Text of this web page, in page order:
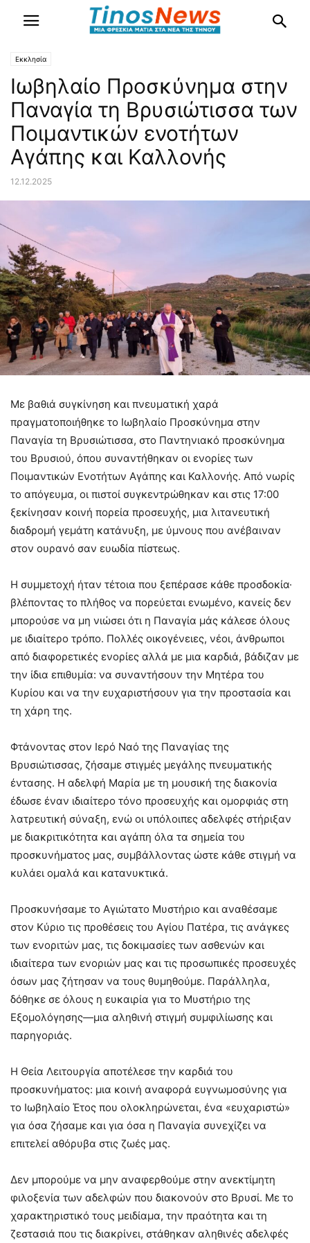
Εκκλησία
Ιωβηλαίο Προσκύνημα στην
Παναγία τη Βρυσιώτισσα των
Ποιμαντικών ενοτήτων
Αγάπης και Καλλονής
12.12.2025
Με βαθιά συγκίνηση και πνευματική χαρά
πραγματοποιήθηκε το Ιωβηλαίο Προσκύνημα στην
Παναγία τη Βρυσιώτισσα, στο Παντηνιακό προσκύνημα
του Βρυσιού, όπου συναντήθηκαν οι ενορίες των
Ποιμαντικών Ενοτήτων Αγάπης και Καλλονής. Από νωρίς
το απόγευμα, οι πιστοί συγκεντρώθηκαν και στις 17:00
ξεκίνησαν κοινή πορεία προσευχής, μια λιτανευτική
διαδρομή γεμάτη κατάνυξη, με ύμνους που ανέβαιναν
στον ουρανό σαν ευωδία πίστεως.
Η συμμετοχή ήταν τέτοια που ξεπέρασε κάθε προσδοκία·
βλέποντας το πλήθος να πορεύεται ενωμένο, κανείς δεν
μπορούσε να μη νιώσει ότι η Παναγία μάς κάλεσε όλους
με ιδιαίτερο τρόπο. Πολλές οικογένειες, νέοι, άνθρωποι
από διαφορετικές ενορίες αλλά με μια καρδιά, βάδιζαν με
την ίδια επιθυμία: να συναντήσουν την Μητέρα του
Κυρίου και να την ευχαριστήσουν για την προστασία και
τη χάρη της.
Φτάνοντας στον Ιερό Ναό της Παναγίας της
Βρυσιώτισσας, ζήσαμε στιγμές μεγάλης πνευματικής
έντασης. Η αδελφή Μαρία με τη μουσική της διακονία
έδωσε έναν ιδιαίτερο τόνο προσευχής και ομορφιάς στη
λατρευτική σύναξη, ενώ οι υπόλοιπες αδελφές στήριξαν
με διακριτικότητα και αγάπη όλα τα σημεία του
προσκυνήματος μας, συμβάλλοντας ώστε κάθε στιγμή να
κυλάει ομαλά και κατανυκτικά.
Προσκυνήσαμε το Αγιώτατο Μυστήριο και αναθέσαμε
στον Κύριο τις προθέσεις του Αγίου Πατέρα, τις ανάγκες
των ενοριτών μας, τις δοκιμασίες των ασθενών και
ιδιαίτερα των ενοριών μας και τις προσωπικές προσευχές
όσων μας ζήτησαν να τους θυμηθούμε. Παράλληλα,
δόθηκε σε όλους η ευκαιρία για το Μυστήριο της
Εξομολόγησης—μια αληθινή στιγμή συμφιλίωσης και
παρηγοριάς.
Η Θεία Λειτουργία αποτέλεσε την καρδιά του
προσκυνήματος: μια κοινή αναφορά ευγνωμοσύνης για
το Ιωβηλαίο Έτος που ολοκληρώνεται, ένα «ευχαριστώ»
για όσα ζήσαμε και για όσα η Παναγία συνεχίζει να
επιτελεί αθόρυβα στις ζωές μας.
Δεν μπορούμε να μην αναφερθούμε στην ανεκτίμητη
φιλοξενία των αδελφών που διακονούν στο Βρυσί. Με το
χαρακτηριστικό τους μειδίαμα, την πραότητα και τη
ζεστασιά που τις διακρίνει, στάθηκαν αληθινές αδελφές